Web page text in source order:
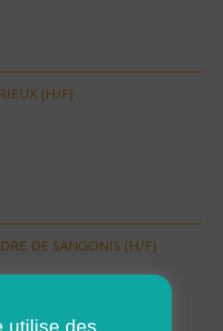
(H/F)
DE SANGONIS (H/F)
utilise des